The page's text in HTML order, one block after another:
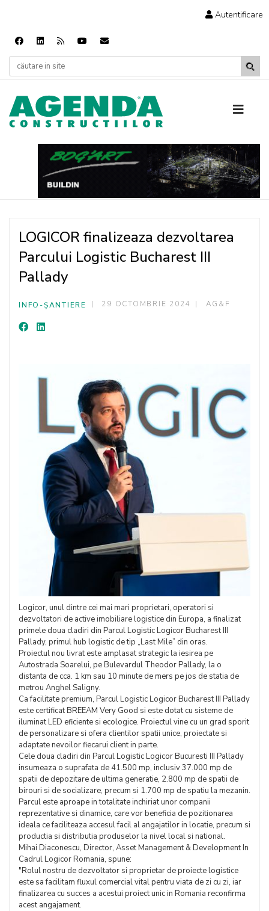
Autentificare
LOGICOR finalizeaza dezvoltarea
Parcului Logistic Bucharest III
Pallady
INFO-ȘANTIERE 29 OCTOMBRIE 2024 AG&F
Logicor, unul dintre cei mai mari proprietari, operatori si
dezvoltatori de active imobiliare logistice din Europa, a finalizat
primele doua cladiri din Parcul Logistic Logicor Bucharest III
Pallady, primul hub logistic de tip „Last Mile” din oras.
Proiectul nou livrat este amplasat strategic la iesirea pe
Autostrada Soarelui, pe Bulevardul Theodor Pallady, la o
distanta de cca. 1 km sau 10 minute de mers pe jos de statia de
metrou Anghel Saligny.
Ca facilitate premium, Parcul Logistic Logicor Bucharest III Pallady
este certificat BREEAM Very Good si este dotat cu sisteme de
iluminat LED eficiente si ecologice. Proiectul vine cu un grad sporit
de personalizare si ofera clientilor spatii unice, proiectate si
adaptate nevoilor fiecarui client in parte.
Cele doua cladiri din Parcul Logistic Logicor Bucuresti III Pallady
insumeaza o suprafata de 41.500 mp, inclusiv 37.000 mp de
spatii de depozitare de ultima generatie, 2.800 mp de spatii de
birouri si de socializare, precum si 1.700 mp de spatiu la mezanin.
Parcul este aproape in totalitate inchiriat unor companii
reprezentative si dinamice, care vor beneficia de pozitionarea
ideala ce faciliteaza accesul facil al angajatilor in locatie, precum si
productia si distributia produselor la nivel local si national.
Mihai Diaconescu, Director, Asset Management & Development In
Cadrul Logicor Romania, spune:
"Rolul nostru de dezvoltator si proprietar de proiecte logistice
este sa facilitam fluxul comercial vital pentru viata de zi cu zi, iar
finalizarea cu succes a acestui proiect unic in Romania reconfirma
acest angajament.